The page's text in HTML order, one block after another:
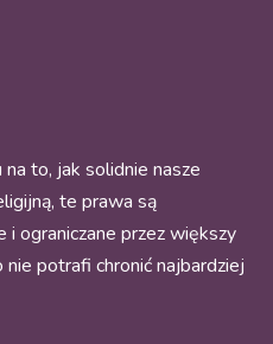
to, jak solidnie nasze
te prawa są
i ograniczane przez większy
potrafi chronić najbardziej